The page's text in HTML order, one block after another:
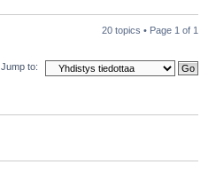
20 topics • Page 1 of 1
Jump to: